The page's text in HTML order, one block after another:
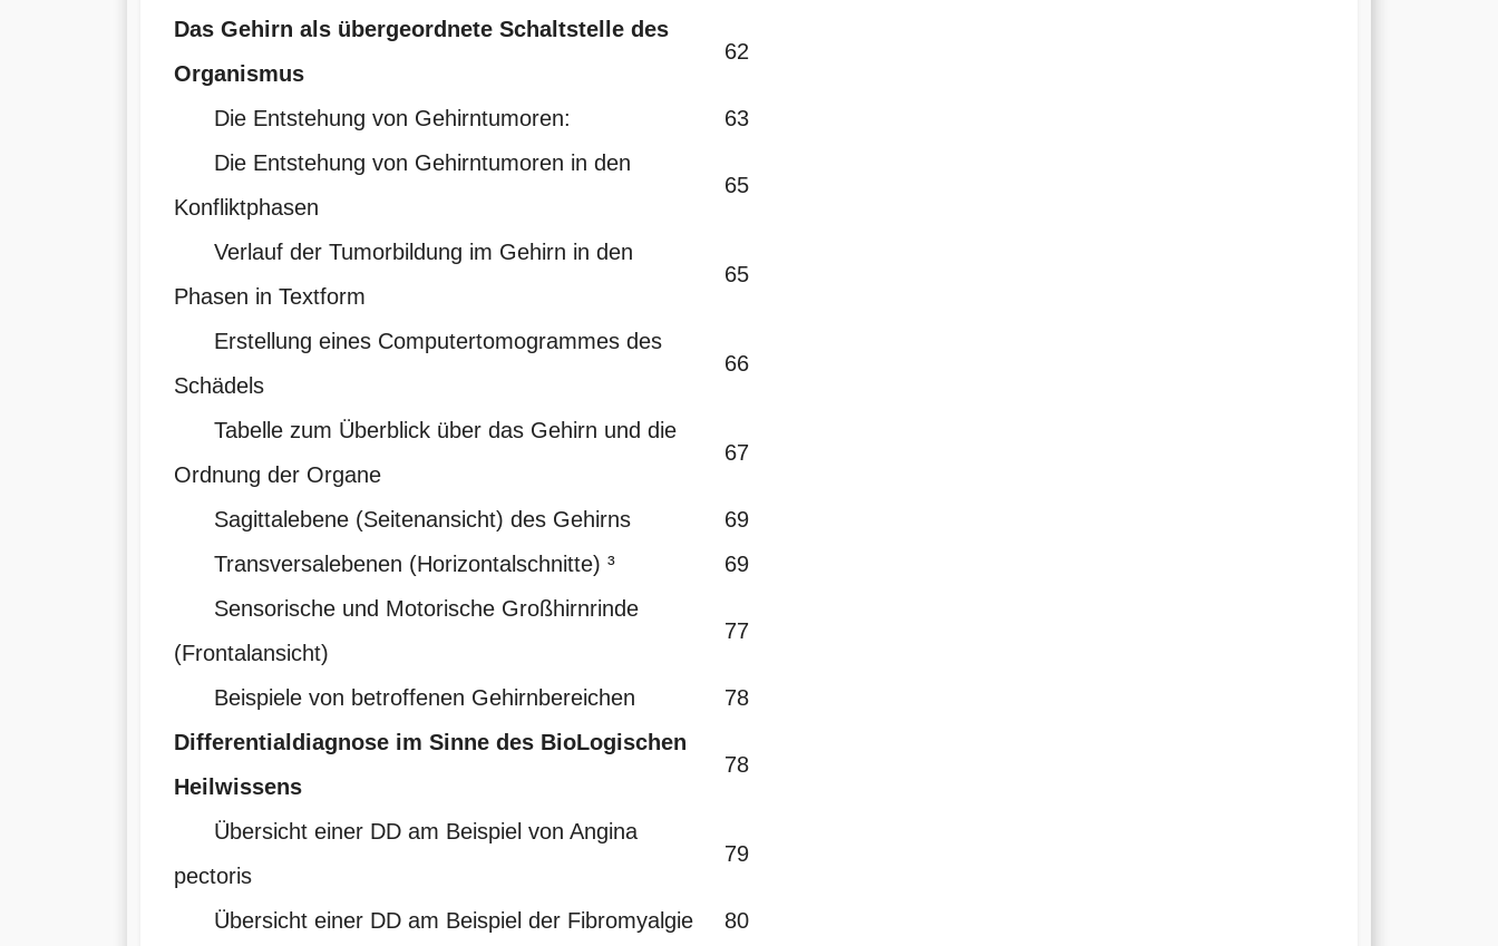
Das Gehirn als übergeordnete Schaltstelle des
Organismus
62
Die Entstehung von Gehirntumoren:
63
Die Entstehung von Gehirntumoren in den
Konfliktphasen
65
Verlauf der Tumorbildung im Gehirn in den
Phasen in Textform
65
Erstellung eines Computertomogrammes des
Schädels
66
Tabelle zum Überblick über das Gehirn und die
Ordnung der Organe
67
Sagittalebene (Seitenansicht) des Gehirns
69
Transversalebenen (Horizontalschnitte) ³
69
Sensorische und Motorische Großhirnrinde
(Frontalansicht)
77
Beispiele von betroffenen Gehirnbereichen
78
Differentialdiagnose im Sinne des BioLogischen
Heilwissens
78
Übersicht einer DD am Beispiel von Angina
pectoris
79
Übersicht einer DD am Beispiel der Fibromyalgie 80